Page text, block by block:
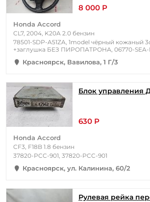
8 000 Р
Honda Accord
CL7, 2004, K20A 2.0 бензин
78501-SDP-A51ZA, 1model чёрный кожаный
+заглушка БЕЗ ПИРОПАТРОНА, 06770-SEA-
Красноярск, Вавилова, 1 Г/3
Блок управления
630 Р
Honda Accord
CF3, F18B 1.8 бензин
37820-PCC-901, 37820-PCC-901
Красноярск, ул. Калинина, 60/2
Рулевая рейка